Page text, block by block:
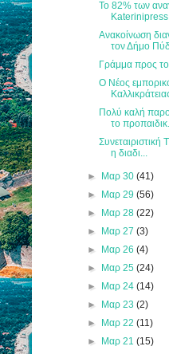
Το 82% των
Katerinipress
Ανακοίνωση
τον Δήμο
Γράμμα προς
Ο Νέος
Πολύ καλή
το προπαιδικ...
Συνεταιριστική
η διαδι...
► Μαρ 30 (41)
► Μαρ 29 (56)
► Μαρ 28 (22)
► Μαρ 27 (3)
► Μαρ 26 (4)
► Μαρ 25 (24)
► Μαρ 24 (14)
► Μαρ 23 (2)
► Μαρ 22 (11)
► Μαρ 21 (15)